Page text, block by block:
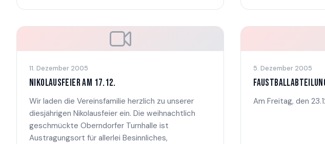
11. Dezember 2005
NIKOLAUSFEIER AM 17.12.
Wir laden die Vereinsfamilie herzlich zu unserer
diesjährigen Nikolausfeier ein. Die weihnachtlich
geschmückte Oberndorfer Turnhalle ist
Austragungsort für allerlei Besinnliches,
5. Dezember 2005
Am Freitag, den